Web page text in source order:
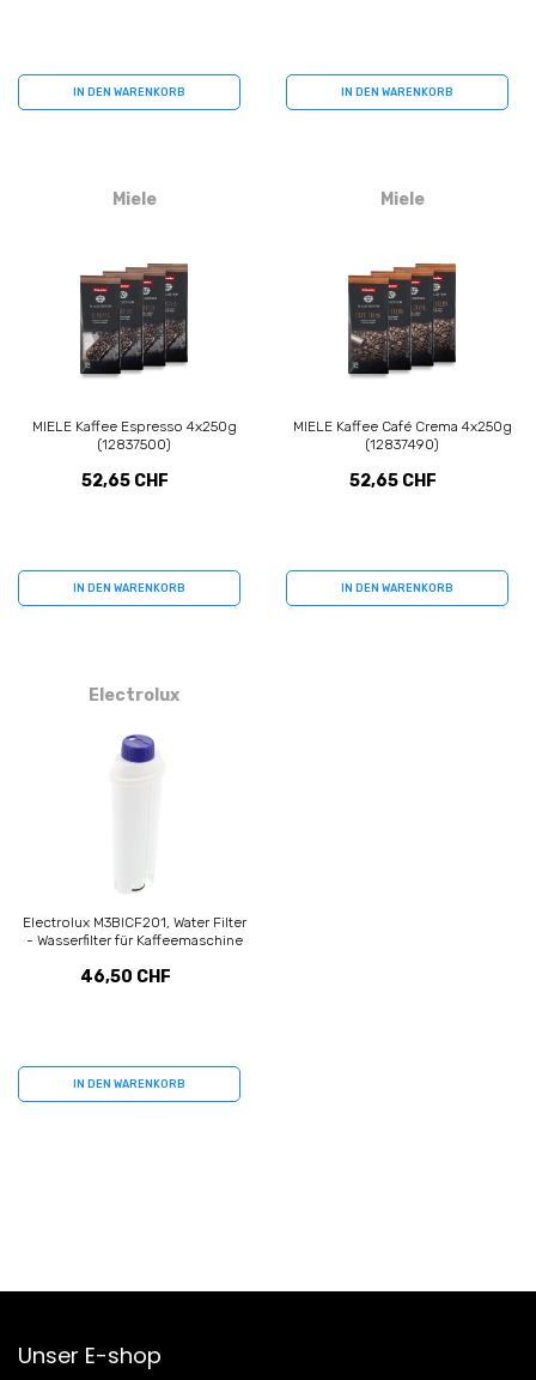
IN DEN WARENKORB IN DEN WARENKORB
Miele
MIELE Kaffee Espresso 4x250g
(12837500)
52,65 CHF
IN DEN WARENKORB
Miele
MIELE Kaffee Café Crema 4x250g
(12837490)
52,65 CHF
IN DEN WARENKORB
Electrolux
Electrolux M3BICF201, Water Filter
- Wasserfilter für Kaffeemaschine
46,50 CHF
IN DEN WARENKORB
Unser E-shop